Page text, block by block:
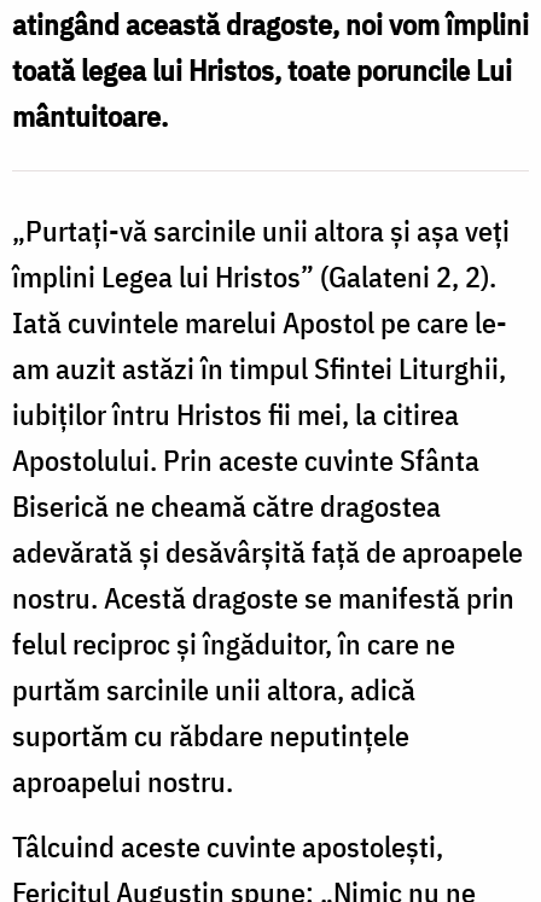
Sfântul
Serafim
Sobolev
atingând această dragoste, noi vom împlini
toată legea lui Hristos, toate poruncile Lui
mântuitoare.
„Purtaţi-vă sarcinile unii altora şi aşa veţi
împlini Legea lui Hristos” (Galateni 2, 2).
Iată cuvintele marelui Apostol pe care le-
am auzit astăzi în timpul Sfintei Liturghii,
iubiţilor întru Hristos fii mei, la citirea
Apostolului. Prin aceste cuvinte Sfânta
Biserică ne cheamă către dragostea
adevărată şi desăvârşită faţă de aproapele
nostru. Acestă dragoste se manifestă prin
felul reciproc şi îngăduitor, în care ne
purtăm sarcinile unii altora, adică
suportăm cu răbdare neputinţele
aproapelui nostru.
Tâlcuind aceste cuvinte apostoleşti,
Fericitul Augustin spune: „Nimic nu ne